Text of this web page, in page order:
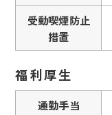
受動喫煙防止
措置
福利厚生
通勤手当